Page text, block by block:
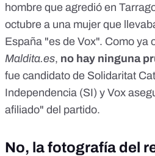
hombre que agredió en
octubre a una mujer que
España "es de Vox". Como ya
Maldita.es, no hay ninguna
fue candidato de Solidaritat
Independencia (SI) y Vox
afiliado" del partido.
No, la fotografía del